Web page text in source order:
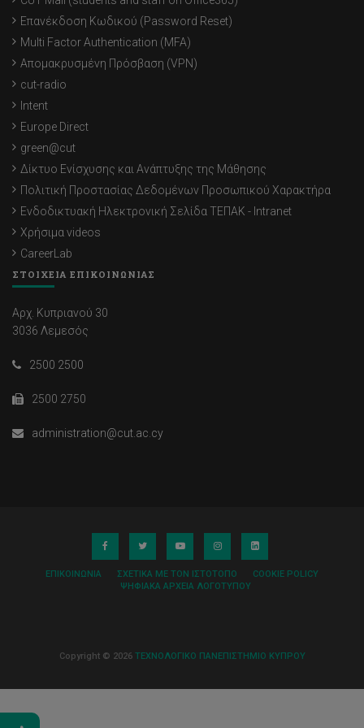
Επανέκδοση Κωδικού (Password Reset)
Multi Factor Authentication (MFA)
Απομακρυσμένη Πρόσβαση (VPN)
cut-radio
Intent
Europe Direct
green@cut
Δίκτυο Ενίσχυσης και Ανάπτυξης της Μάθησης
Πολιτική Προστασίας Δεδομένων Προσωπικού Χαρακτήρα
Ενδοδικτυακή Ηλεκτρονική Σελίδα ΤΕΠΑΚ - Intranet
Χρήσιμα videos
CareerLab
ΣΤΟΙΧΕΙΑ ΕΠΙΚΟΙΝΩΝΙΑΣ
Αρχ. Κυπριανού 30
3036 Λεμεσός
2500 2500
2500 2750
administration@cut.ac.cy
ΕΠΙΚΟΙΝΩΝΊΑ ΣΧΕΤΙΚΆ ΜΕ ΤΟΝ ΙΣΤΌΤΟΠΟ
COOKIE POLICY
ΨΗΦΙΑΚΆ ΑΡΧΕΊΑ ΛΟΓΌΤΥΠΟΥ
Copyright © 2026 ΤΕΧΝΟΛΟΓΙΚΟ ΠΑΝΕΠΙΣΤΗΜΙΟ ΚΥΠΡΟΥ